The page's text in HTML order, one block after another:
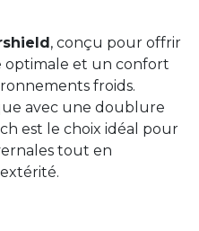
, conçu pour offrir
et un confort
froids.
avec une doublure
est le choix idéal pour
tout en